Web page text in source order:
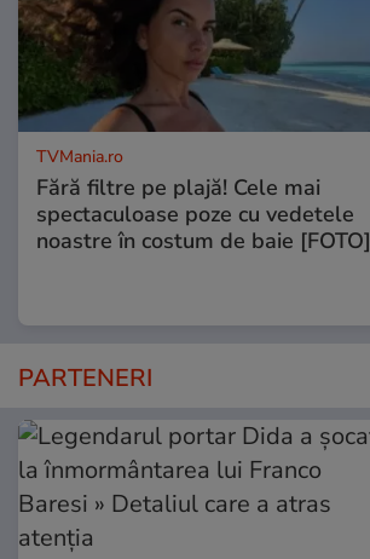
TVMania.ro
Fără filtre pe plajă! Cele mai
spectaculoase poze cu vedetele
noastre în costum de baie [FOTO]
PARTENERI